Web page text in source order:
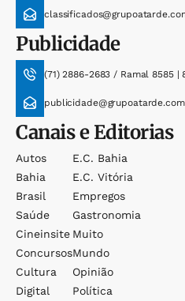
Publicidade
(71) 2886-2683 / Ramal 8585 |
Canais e Editorias
Autos
Bahia
Brasil
Saúde
Cineinsite
Concursos
Cultura
Digital
E.c. Bahia
E.c. Vitória
Empregos
Gastronomia
Muito
Mundo
Opinião
Política